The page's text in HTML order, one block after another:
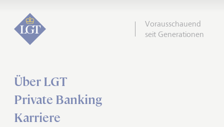
Vorausschauend
seit Generationen
Über LGT
Private Banking
Karriere